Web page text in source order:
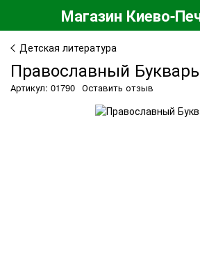
Детская литература
Православный Букварь
Артикул: 01790 Оставить отзыв